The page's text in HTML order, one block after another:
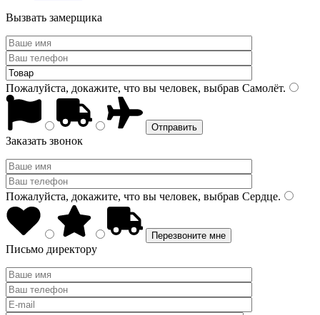
Вызвать замерщика
Пожалуйста, докажите, что вы человек, выбрав Самолёт.
Заказать звонок
Пожалуйста, докажите, что вы человек, выбрав Сердце.
Письмо директору